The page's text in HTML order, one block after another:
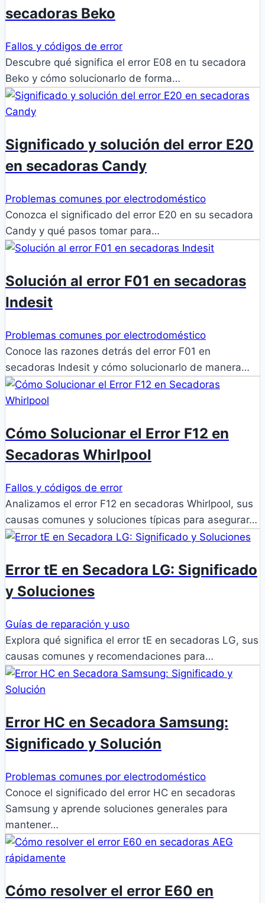
secadoras Beko
Fallos y códigos de error
Descubre qué significa el error E08 en tu secadora
Beko y cómo solucionarlo de forma…
Significado y solución del error E20
en secadoras Candy
Problemas comunes por electrodoméstico
Conozca el significado del error E20 en su secadora
Candy y qué pasos tomar para…
Solución al error F01 en secadoras
Indesit
Problemas comunes por electrodoméstico
Conoce las razones detrás del error F01 en
secadoras Indesit y cómo solucionarlo de manera…
Cómo Solucionar el Error F12 en
Secadoras Whirlpool
Fallos y códigos de error
Analizamos el error F12 en secadoras Whirlpool, sus
causas comunes y soluciones típicas para asegurar…
Error tE en Secadora LG: Significado
y Soluciones
Guías de reparación y uso
Explora qué significa el error tE en secadoras LG, sus
causas comunes y recomendaciones para…
Error HC en Secadora Samsung:
Significado y Solución
Problemas comunes por electrodoméstico
Conoce el significado del error HC en secadoras
Samsung y aprende soluciones generales para
mantener…
Cómo resolver el error E60 en